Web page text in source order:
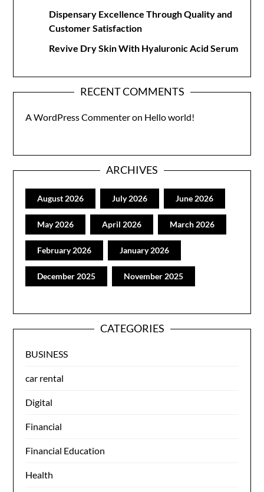
Dispensary Excellence Through Quality and
Customer Satisfaction
Revive Dry Skin With Hyaluronic Acid Serum
RECENT COMMENTS
A WordPress Commenteron Hello world!
ARCHIVES
August 2026 July 2026 June 2026
May 2026 April 2026 March 2026
February 2026 January 2026
December 2025 November 2025
CATEGORIES
BUSINESS
car rental
Digital
Financial
Financial Education
Health